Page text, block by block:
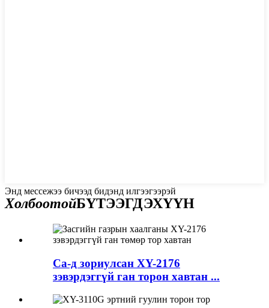
Энд мессежээ бичээд бидэнд илгээгээрэй
ХолбоотойБҮТЭЭГДЭХҮҮН
Ca-д зориулсан XY-2176
зэвэрдэггүй ган торон хавтан ...